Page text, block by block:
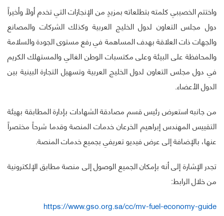
واختتم الخصيبي كلمته بتطلعاته بمزيدٍ من الإنجازات التي تخدم أولاً وأخيراً
دول مجلس التعاون لدول الخليج العربية وكذلك الشركات والمصانع
والجهات ذات العلاقة بهدف المساهمة في رفع مستوى الجودة والسلامة
والمحافظة على البيئة وعلى مكتسبات الوطن الغالي والمستهلك الكريم
في دول مجلس التعاون لدول الخليج العربية وتسهيل التجارة البينية بين
الدول الأعضاء.
من جانبه استعرض رئيس قسم مصادقة الشهادات بإدارة المطابقة بهيئة
التقييس المهندس إبراهيم الخرعان خدمات المنصة وقدما شرحاً مختصراً
عنها، بالإضافة إلى عرض فيديو تعريفي بجميع خدمات المنصة.
تجدر الإشارة إلى أنه بإمكان الجميع الوصول إلى منصة مطابق الإلكترونية
من خلال الرابط:
https://www.gso.org.sa/cc/mv-fuel-economy-guide